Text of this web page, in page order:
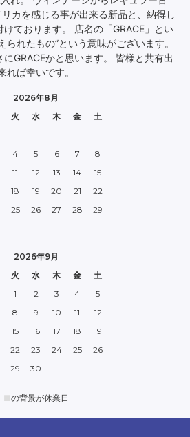
カを感じる事が出来る新品と、納得し
ております。 店名の「GRACE」とい
られたもの”という意味がございます。
GRACEかと思います。 皆様と共有出
れば幸いです。
2026年8月
火 水 木 金
土
1
4 5 6 7
8
11 12 13 14
15
18 19 20 21
22
25 26 27 28
29
2026年9月
火 水 木 金
土
1
2 3 4
5
8 9 10 11
12
15 16 17 18
19
22 23 24 25
26
29 30
■の背景が休業日